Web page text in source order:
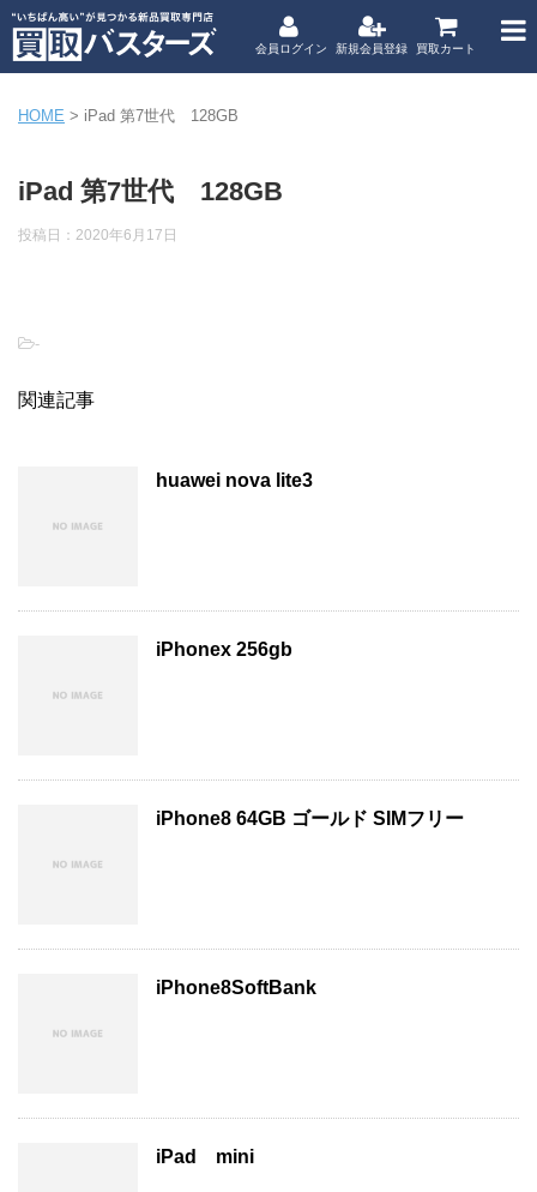
会員ログイン 新規会員登録 買取カート
HOME > iPad 第7世代 128GB
iPad 第7世代 128GB
投稿日： 2020年6月17日
-
関連記事
huawei nova lite3
iPhonex 256gb
iPhone8 64GB ゴールド SIMフリー
iPhone8SoftBank
iPad mini